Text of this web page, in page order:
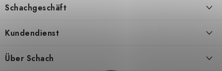
ß
z
e
Schachgeschäft
Kontakt
Kundendienst
Geschäftsbedingungen
Über Schach